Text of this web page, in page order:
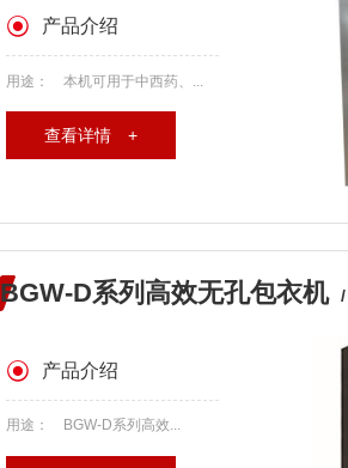
产品介绍
用途： 本机可用于中西药、...
查看详情 +
BGW-D系列高效无孔包衣机 /
产品介绍
用途： BGW-D系列高效...